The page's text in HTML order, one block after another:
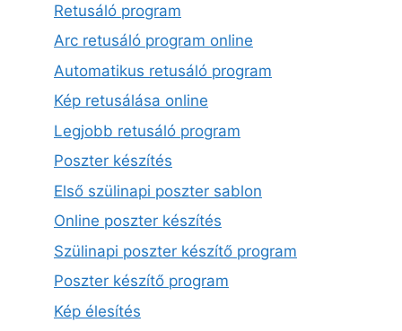
Retusáló program
Arc retusáló program online
Automatikus retusáló program
Kép retusálása online
Legjobb retusáló program
Poszter készítés
Első szülinapi poszter sablon
Online poszter készítés
Szülinapi poszter készítő program
Poszter készítő program
Kép élesítés